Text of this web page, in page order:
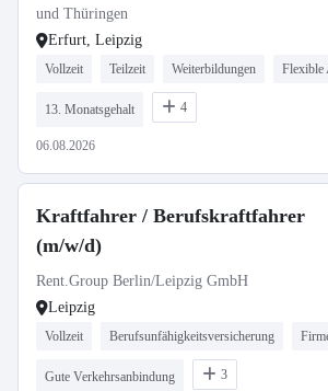
und Thüringen
Erfurt, Leipzig
Vollzeit Teilzeit Weiterbildungen Flexible
13. Monatsgehalt 4
06.08.2026
Kraftfahrer / Berufskraftfahrer
(m/w/d)
Rent.Group Berlin/Leipzig GmbH
Leipzig
Vollzeit Berufsunfähigkeitsversicherung
Gute Verkehrsanbindung 3